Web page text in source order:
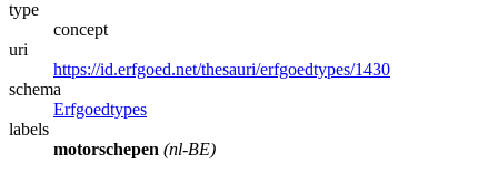
type
concept
uri
https://id.erfgoed.net/thesauri/erfgoedtypes/1430
schema
Erfgoedtypes
labels
motorschepen (nl-BE)